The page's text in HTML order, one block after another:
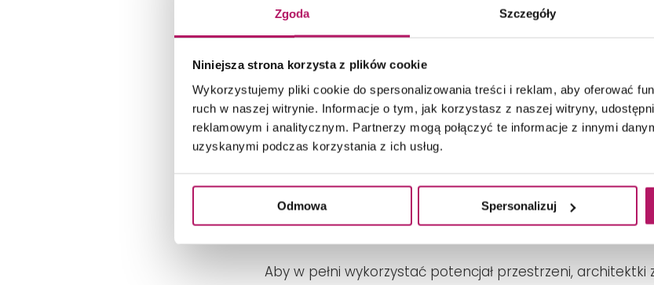
Zgoda Szczegóły
Niniejsza strona korzysta z plików cookie
Wykorzystujemy pliki cookie do spersonalizowania treści i reklam, aby oferować
ruch w naszej witrynie. Informacje o tym, jak korzystasz z naszej witryny,
reklamowym i analitycznym. Partnerzy mogą połączyć te informacje z innymi
uzyskanymi podczas korzystania z ich usług.
Odmowa Spersonalizuj
Stonowana, ale przemyślana kolorystyka sprytnie koryguje kształt i
Wysocka, de novo
Aby w pełni wykorzystać potencjał przestrzeni, architektki